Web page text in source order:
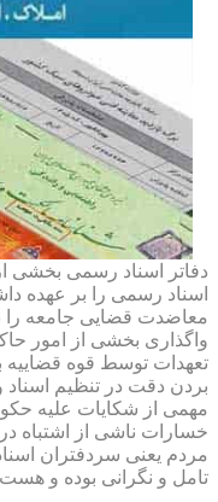
دفاتر اسناد رسمی بخشی
اسناد رسمی را بر عهده
معاضدت قضایی جامعه را
واگذاری بخشی از امور
تعهدات توسط قوه
بردن دقت در تنظیم
مهمی از شکایات علیه
خسارات ناشی از اشتباه
مردم یعنی سردفتران
تامل و نگرانی بوده و